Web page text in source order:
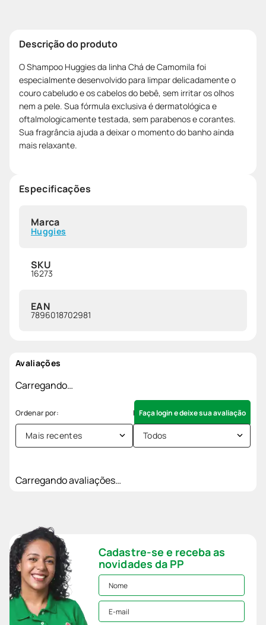
Descrição do produto
O Shampoo Huggies da linha Chá de Camomila foi
especialmente desenvolvido para limpar delicadamente o
couro cabeludo e os cabelos do bebê, sem irritar os olhos
nem a pele. Sua fórmula exclusiva é dermatológica e
oftalmologicamente testada, sem parabenos e corantes.
Sua fragrância ajuda a deixar o momento do banho ainda
mais relaxante.
Especificações
Marca
Huggies
SKU
16273
EAN
7896018702981
Avaliações
Carregando…
Faça login e deixe sua avaliação
Mais recentes Todos
Carregando avaliações…
Cadastre-se e receba as
novidades da PP